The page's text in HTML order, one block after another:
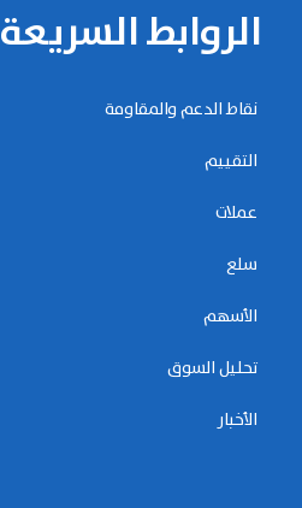
الروابط السريعة
نقاط الدعم والمقاومة
التقييم
عملات
سلع
الأسهم
تحليل السوق
الأخبار